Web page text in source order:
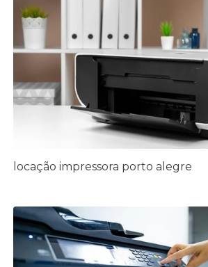
locação impressora porto alegre